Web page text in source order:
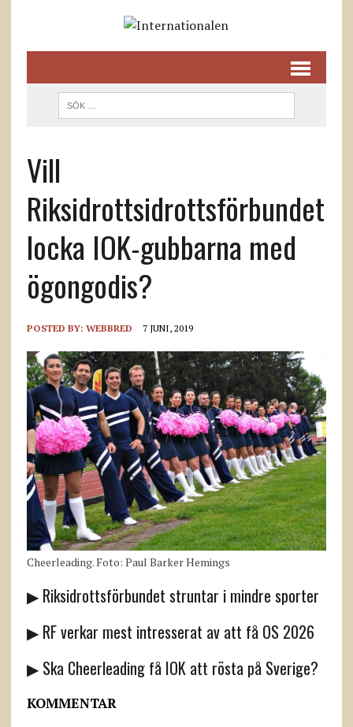
Vill
Riksidrottsidrottsförbundet
locka IOK-gubbarna med
ögongodis?
POSTED BY: WEBBRED 7 JUNI, 2019
Cheerleading. Foto: Paul Barker Hemings
▶ Riksidrottsförbundet struntar i mindre sporter
▶ RF verkar mest intresserat av att få OS 2026
▶ Ska Cheerleading få IOK att rösta på Sverige?
KOMMENTAR